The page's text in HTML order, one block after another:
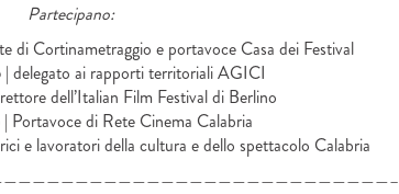
Partecipano:
di Cortinametraggio e portavoce Casa dei Festival
| delegato ai rapporti territoriali AGICI
dell’Italian Film Festival di Berlino
| Portavoce di Rete Cinema Calabria
e lavoratori della cultura e dello spettacolo Calabria